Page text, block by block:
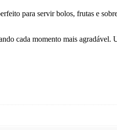
para servir bolos, frutas e
cada momento mais agradável.